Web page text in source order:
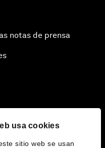
usa cookies
sitio web se usan
notas de prensa